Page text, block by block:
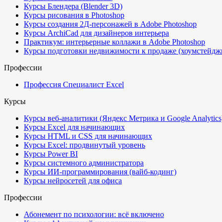
Курсы Блендера (Blender 3D)
Курсы рисования в Photoshop
Курсы создания 2Д-персонажей в Adobe Photoshop
Курсы ArchiCad для дизайнеров интерьера
Практикум: интерьерные коллажи в Adobe Photoshop
Курсы подготовки недвижимости к продаже
Профессии
Профессия Специалист Excel
Курсы
Курсы веб-аналитики (Яндекс Метрика и Google
Курсы Excel для начинающих
Курсы HTML и CSS для начинающих
Курсы Excel: продвинутый уровень
Курсы Power BI
Курсы системного администратора
Курсы ИИ-программирования (вайб-кодинг)
Курсы нейросетей для офиса
Профессии
Абонемент по психологии: всё включено